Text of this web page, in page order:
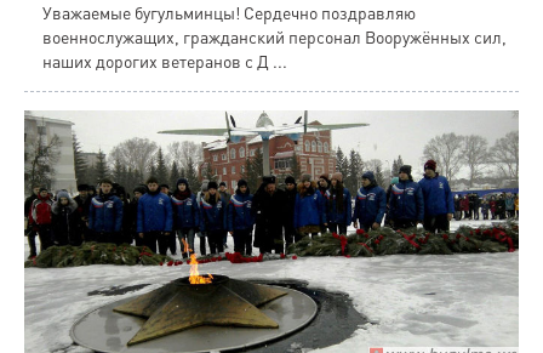
Уважаемые бугульминцы! Сердечно поздравляю
военнослужащих, гражданский персонал Вооружённых сил,
наших дорогих ветеранов с Д ...